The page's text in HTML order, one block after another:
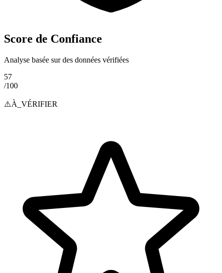
Score de Confiance
Analyse basée sur des données vérifiées
57
/100
⚠️À_VÉRIFIER